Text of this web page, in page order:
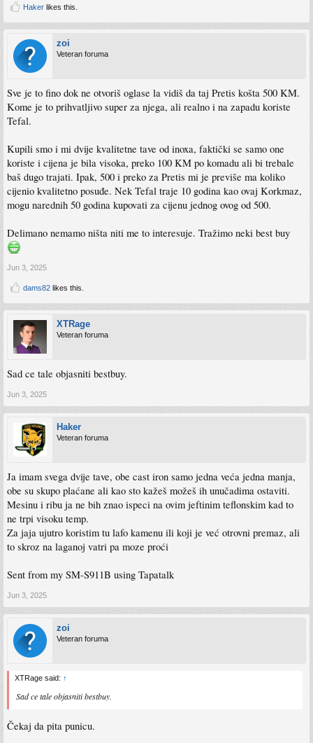
Haker likes this.
zoi
Veteran foruma
Sve je to fino dok ne otvoriš oglase la vidiš da taj Pretis košta 500 KM.
Kome je to prihvatljivo super za njega, ali realno i na zapadu koriste
Tefal.
Kupili smo i mi dvije kvalitetne tave od inoxa, faktički se samo one
koriste i cijena je bila visoka, preko 100 KM po komadu ali bi trebale
baš dugo trajati. Ipak, 500 i preko za Pretis mi je previše ma koliko
cijenio kvalitetno posuđe. Nek Tefal traje 10 godina kao ovaj Korkmaz,
mogu narednih 50 godina kupovati za cijenu jednog ovog od 500.
Delimano nemamo ništa niti me to interesuje. Tražimo neki best buy
Jun 3, 2025
dams82 likes this.
XTRage
Veteran foruma
Sad ce tale objasniti bestbuy.
Jun 3, 2025
Haker
Veteran foruma
Ja imam svega dvije tave, obe cast iron samo jedna veća jedna manja,
obe su skupo plaćane ali kao sto kažeš možeš ih unučadima ostaviti.
Mesinu i ribu ja ne bih znao ispeci na ovim jeftinim teflonskim kad to
ne trpi visoku temp.
Za jaja ujutro koristim tu lafo kamenu ili koji je već otrovni premaz, ali
to skroz na laganoj vatri pa moze proći
Sent from my SM-S911B using Tapatalk
Jun 3, 2025
zoi
Veteran foruma
XTRage said: ↑
Sad ce tale objasniti bestbuy.
Čekaj da pita punicu.